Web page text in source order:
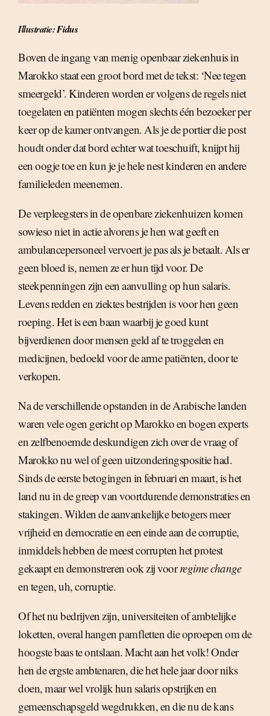
Illustratie:Fidus
Boven de ingang van menig openbaar ziekenhuis in
Marokko staat een groot bord met de tekst: ‘Nee tegen
smeergeld’. Kinderen worden er volgens de regels niet
toegelaten en patiënten mogen slechts één bezoeker per
keer op de kamer ontvangen. Als je de portier die post
houdt onder dat bord echter wat toeschuift, knijpt hij
een oogje toe en kun je je hele nest kinderen en andere
familieleden meenemen.
De verpleegsters in de openbare ziekenhuizen komen
sowieso niet in actie alvorens je hen wat geeft en
ambulancepersoneel vervoert je pas als je betaalt. Als er
geen bloed is, nemen ze er hun tijd voor. De
steekpenningen zijn een aanvulling op hun salaris.
Levens redden en ziektes bestrijden is voor hen geen
roeping. Het is een baan waarbij je goed kunt
bijverdienen door mensen geld af te troggelen en
medicijnen, bedoeld voor de arme patiënten, door te
verkopen.
Na de verschillende opstanden in de Arabische landen
waren vele ogen gericht op Marokko en bogen experts
en zelfbenoemde deskundigen zich over de vraag of
Marokko nu wel of geen uitzonderingspositie had.
Sinds de eerste betogingen in februari en maart, is het
land nu in de greep van voortdurende demonstraties en
stakingen. Wilden de aanvankelijke betogers meer
vrijheid en democratie en een einde aan de corruptie,
inmiddels hebben de meest corrupten het protest
gekaapt en demonstreren ook zij voorregime change
en tegen, uh, corruptie.
Of het nu bedrijven zijn, universiteiten of ambtelijke
loketten, overal hangen pamfletten die oproepen om de
hoogste baas te ontslaan. Macht aan het volk! Onder
hen de ergste ambtenaren, die het hele jaar door niks
doen, maar wel vrolijk hun salaris opstrijken en
gemeenschapsgeld wegdrukken, en die nu de kans